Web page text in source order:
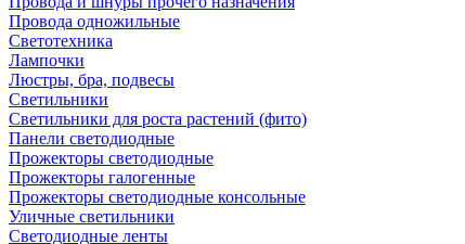
Провода одножильные
Светотехника
Лампочки
Люстры, бра, подвесы
Светильники
Светильники для роста растений (фито)
Панели светодиодные
Прожекторы светодиодные
Прожекторы галогенные
Прожекторы светодиодные консольные
Уличные светильники
Светодиодные ленты